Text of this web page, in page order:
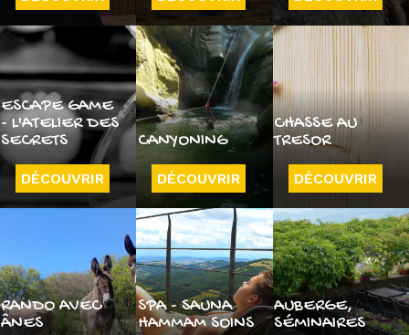
ESCAPE GAME
- L'ATELIER DES
SECRETS
DÉCOUVRIR
CANYONING
DÉCOUVRIR
CHASSE AU
TRESOR
DÉCOUVRIR
RANDO AVEC
ÂNES
SPA - SAUNA
HAMMAM SOINS
AUBERGE,
SÉMINAIRES